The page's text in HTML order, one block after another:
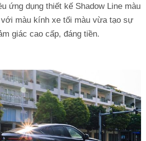
ứng dụng thiết kế Shadow Line màu
màu kính xe tối màu vừa tạo sự
giác cao cấp, đáng tiền.